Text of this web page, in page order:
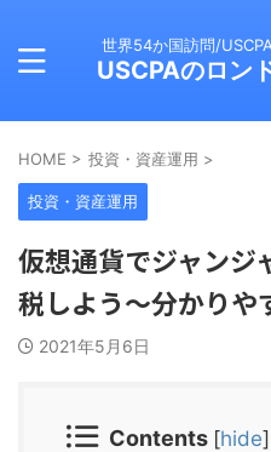
世界54か国訪問/
USCPAのロン
HOME > 投資・資産運用 >
投資・資産運用
仮想通貨でジャンジ
税しよう～分かりや
2021年5月6日
Contents [hide]